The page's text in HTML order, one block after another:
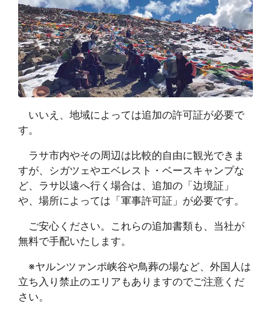
いいえ、地域によっては追加の許可証が必要で
す。
ラサ市内やその周辺は比較的自由に観光できま
すが、シガツェやエベレスト・ベースキャンプな
ど、ラサ以遠へ行く場合は、追加の「边境証」
や、場所によっては「軍事許可証」が必要です。
ご安心ください。これらの追加書類も、当社が
無料で手配いたします。
※ヤルンツァンポ峡谷や鳥葬の場など、外国人は
立ち入り禁止のエリアもありますのでご注意くだ
さい。